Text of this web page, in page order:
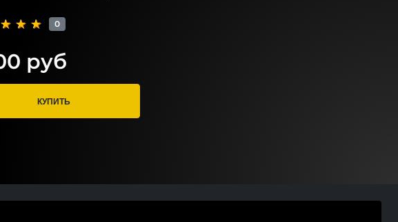
0
руб
КУПИТЬ